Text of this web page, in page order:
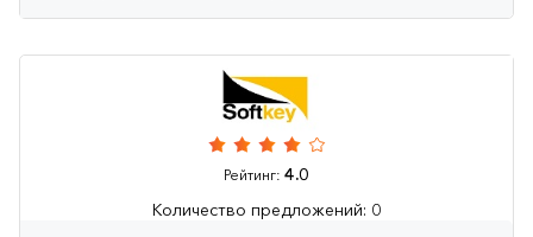
Рейтинг: 4.0
Количество предложений: 0